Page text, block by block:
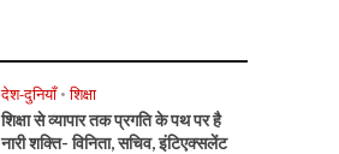
देश-दुनियाँ • शिक्षा
शिक्षा से व्यापार तक प्रगति के पथ पर है
नारी शक्ति- विनिता, सचिव, इंटिएक्सलेंट